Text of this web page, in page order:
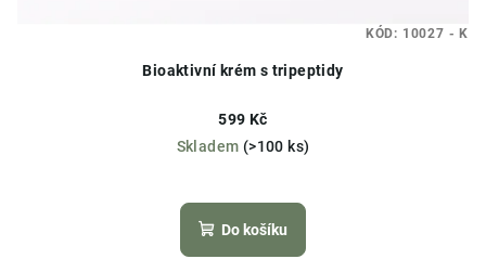
Bioaktivní krém s tripeptidy
599 Kč
Skladem (>100 ks)
hodnocení
produktu
Do košíku
KÓD: 10027 - K